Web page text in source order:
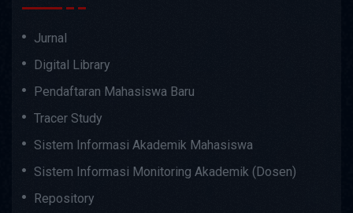
Jurnal
Digital Library
Pendaftaran Mahasiswa Baru
Tracer Study
Sistem Informasi Akademik Mahasiswa
Sistem Informasi Monitoring Akademik (Dosen)
Repository